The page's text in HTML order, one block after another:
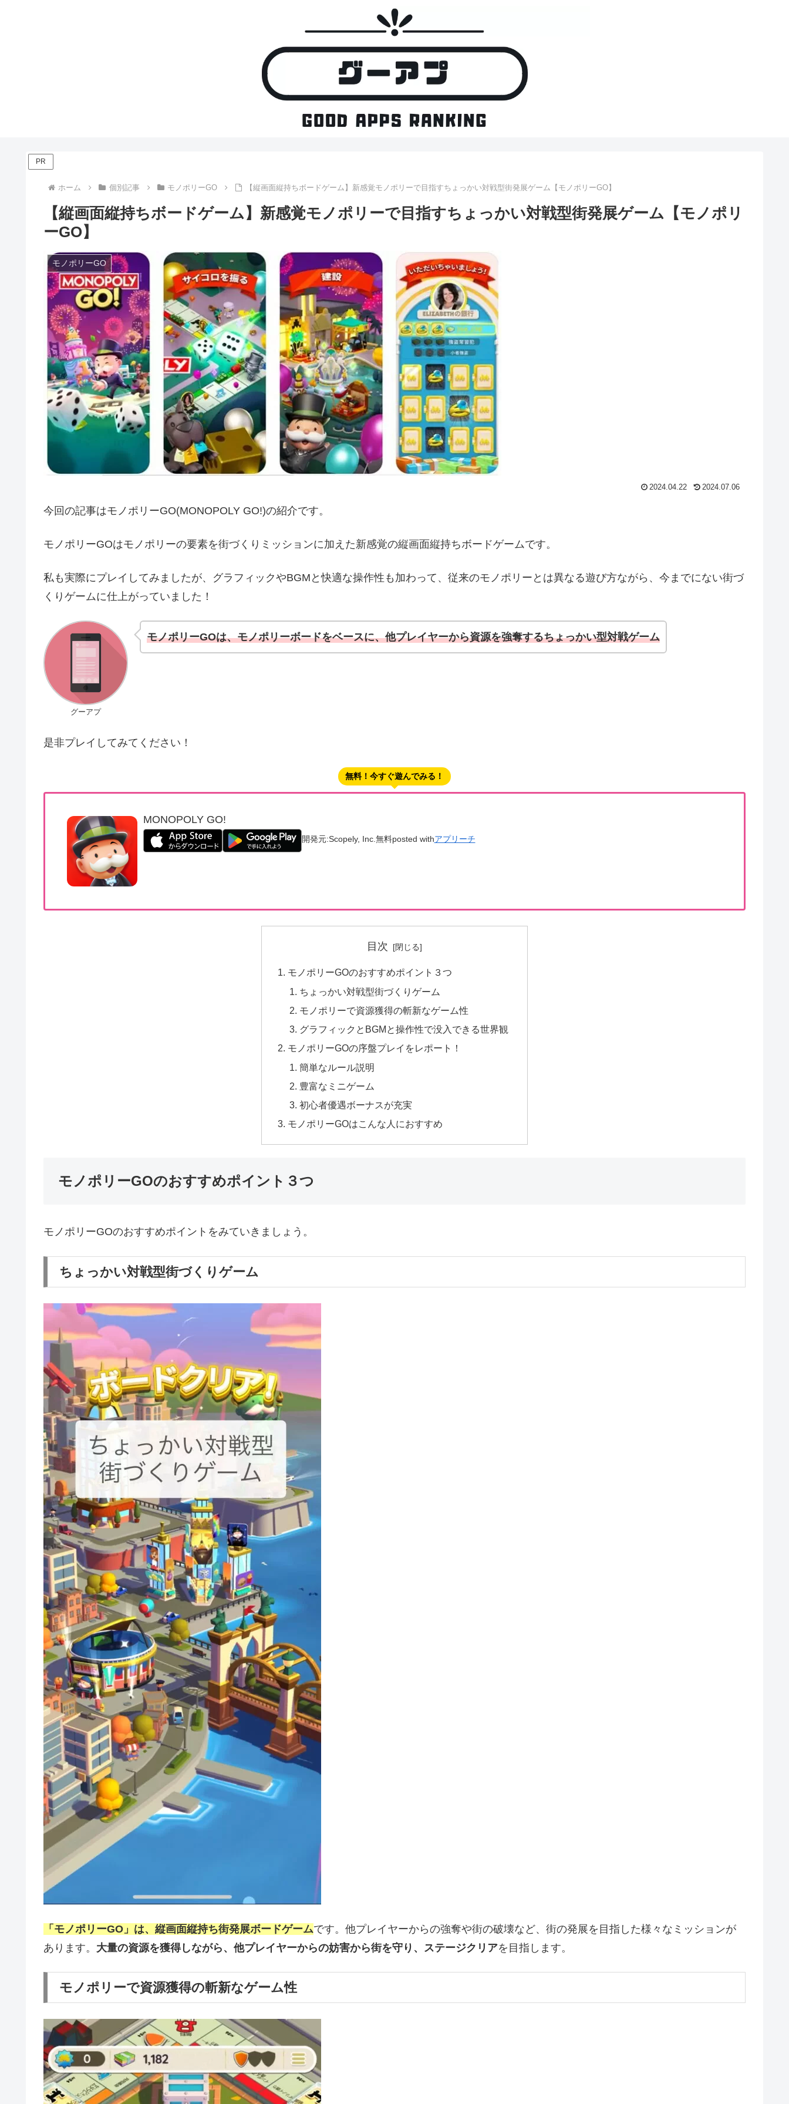
PR
ホーム 個別記事 モノポリーGO 【縦画面縦持ちボードゲーム】新感覚モノポリーで目指すちょっかい対戦型街発展ゲーム【モノポリーGO】
【縦画面縦持ちボードゲーム】新感覚モノポリーで目指すちょっかい対戦型街発展ゲーム【モノポリ
ーGO】
モノポリーGO
2024.04.22 2024.07.06
今回の記事はモノポリーGO(MONOPOLY GO!)の紹介です。
モノポリーGOはモノポリーの要素を街づくりミッションに加えた新感覚の縦画面縦持ちボードゲームです。
私も実際にプレイしてみましたが、グラフィックやBGMと快適な操作性も加わって、従来のモノポリーとは異なる遊び方ながら、今までにない街づ
くりゲームに仕上がっていました！
グーアプ
モノポリーGOは、モノポリーボードをベースに、他プレイヤーから資源を強奪するちょっかい型対戦ゲーム
是非プレイしてみてください！
無料！今すぐ遊んでみる！
MONOPOLY GO!
開発元:Scopely, Inc.無料posted withアプリーチ
目次
モノポリーGOのおすすめポイント３つ
ちょっかい対戦型街づくりゲーム
モノポリーで資源獲得の斬新なゲーム性
グラフィックとBGMと操作性で没入できる世界観
モノポリーGOの序盤プレイをレポート！
簡単なルール説明
豊富なミニゲーム
初心者優遇ボーナスが充実
モノポリーGOはこんな人におすすめ
モノポリーGOのおすすめポイント３つ
モノポリーGOのおすすめポイントをみていきましょう。
ちょっかい対戦型街づくりゲーム
「モノポリーGO」は、縦画面縦持ち街発展ボードゲームです。他プレイヤーからの強奪や街の破壊など、街の発展を目指した様々なミッションが
あります。 大量の資源を獲得しながら、他プレイヤーからの妨害から街を守り、ステージクリアを目指します。
モノポリーで資源獲得の斬新なゲーム性